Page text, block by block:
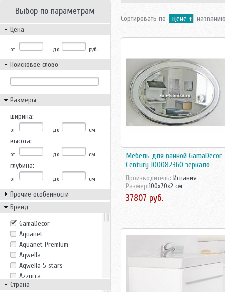
Выбор по параметрам
Цена
от до руб.
Поисковое слово
Размеры
ширина:
от до см
высота:
от до см
глубина:
от до см
Прочие особенности
Бренд
GamaDecor
Aquanet
Aquanet Premium
Aqwella
Aqwella 5 stars
Azzurra
Belux
Страна
Сортировать по цене
Мебель для ванной GamaDecor
Century 100082360 зеркало
Производитель: Испания
Размер:100x70x2 см
37807 руб.